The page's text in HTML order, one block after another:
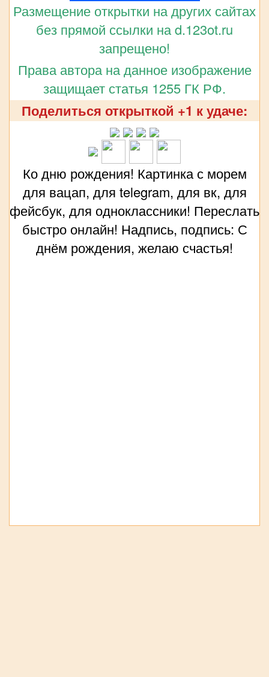
Размещение открытки на других сайтах
без прямой ссылки на d.123ot.ru
запрещено!
Права автора на данное изображение
защищает статья 1255 ГК РФ.
Поделиться открыткой +1 к удаче:
Ко дню рождения! Картинка с морем
для вацап, для telegram, для вк, для
фейсбук, для одноклассники! Переслать
быстро онлайн! Надпись, подпись: С
днём рождения, желаю счастья!